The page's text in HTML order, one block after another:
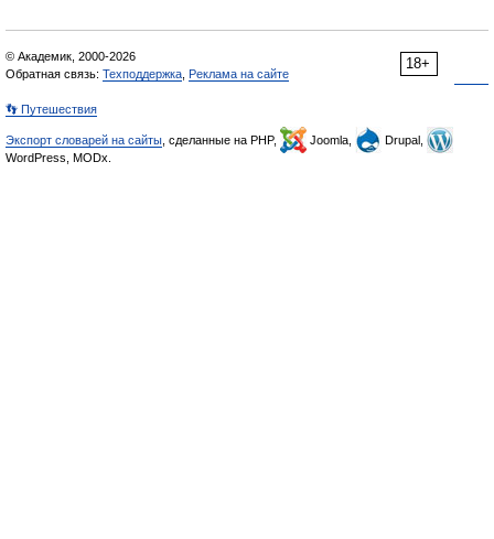
18+
© Академик, 2000-2026
Обратная связь: Техподдержка Реклама на сайте
👣 Путешествия
Экспорт словарей на сайты , сделанные на PHP, Joomla,
Drupal,
WordPress, MODx.